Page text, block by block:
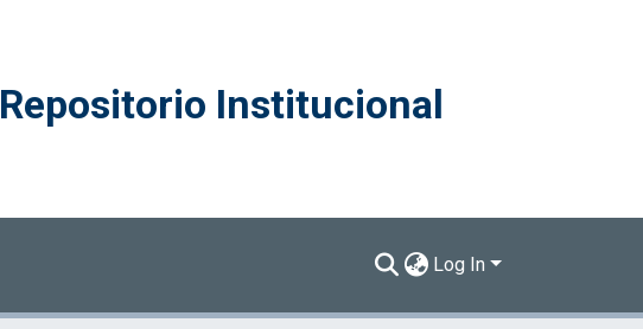
Repositorio Institucional
Log In